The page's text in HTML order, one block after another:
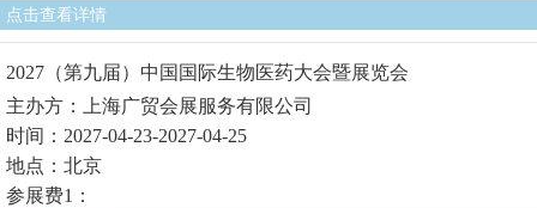
点击查看详情
2027（第九届）中国国际生物医药大会暨展览会
主办方：上海广贸会展服务有限公司
时间：2027-04-23-2027-04-25
地点：北京
参展费1：